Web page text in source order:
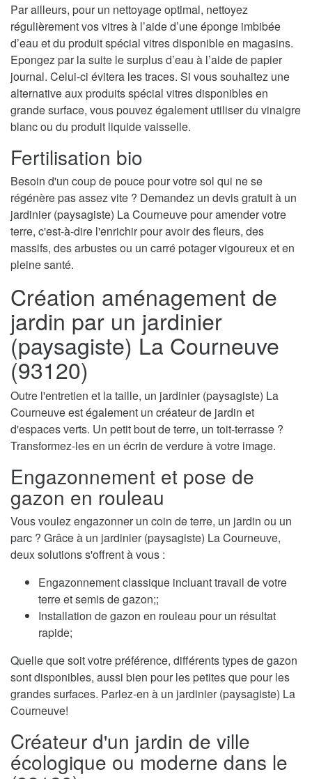
Par ailleurs, pour un nettoyage optimal, nettoyez
régulièrement vos vitres à l’aide d’une éponge imbibée
d’eau et du produit spécial vitres disponible en magasins.
Epongez par la suite le surplus d’eau à l’aide de papier
journal. Celui-ci évitera les traces. Si vous souhaitez une
alternative aux produits spécial vitres disponibles en
grande surface, vous pouvez également utiliser du vinaigre
blanc ou du produit liquide vaisselle.
Fertilisation bio
Besoin d'un coup de pouce pour votre sol qui ne se
régénère pas assez vite ? Demandez un devis gratuit à un
jardinier (paysagiste) La Courneuve pour amender votre
terre, c'est-à-dire l'enrichir pour avoir des fleurs, des
massifs, des arbustes ou un carré potager vigoureux et en
pleine santé.
Création aménagement de
jardin par un jardinier
(paysagiste) La Courneuve
(93120)
Outre l'entretien et la taille, un jardinier (paysagiste) La
Courneuve est également un créateur de jardin et
d'espaces verts. Un petit bout de terre, un toit-terrasse ?
Transformez-les en un écrin de verdure à votre image.
Engazonnement et pose de
gazon en rouleau
Vous voulez engazonner un coin de terre, un jardin ou un
parc ? Grâce à un jardinier (paysagiste) La Courneuve,
deux solutions s'offrent à vous :
Engazonnement classique incluant travail de votre
terre et semis de gazon;;
Installation de gazon en rouleau pour un résultat
rapide;
Quelle que soit votre préférence, différents types de gazon
sont disponibles, aussi bien pour les petites que pour les
grandes surfaces. Parlez-en à un jardinier (paysagiste) La
Courneuve!
Créateur d'un jardin de ville
écologique ou moderne dans le